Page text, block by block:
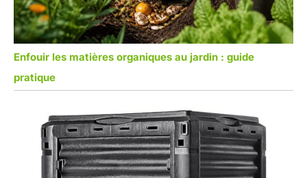
Enfouir les matières organiques au jardin : guide
pratique